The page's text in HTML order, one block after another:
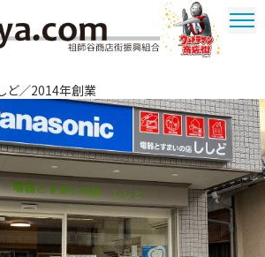
ど／2014年創業